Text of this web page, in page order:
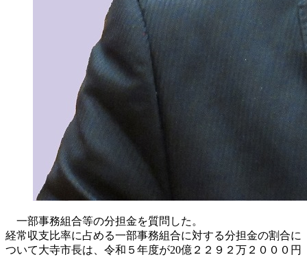
一部事務組合等の分担金を質問した。
経常収支比率に占める一部事務組合に対する分担金の割合に
ついて大寺市長は、令和５年度が20億２２９２万２０００円